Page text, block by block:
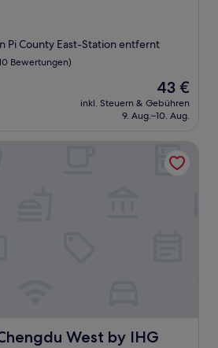
Pi County East-Station entfernt
Bewertungen)
Der
Preis
beträgt
43 €
inkl. Steuern & Gebühren
9. Aug.–10. Aug.
West by IHG
West by IHG